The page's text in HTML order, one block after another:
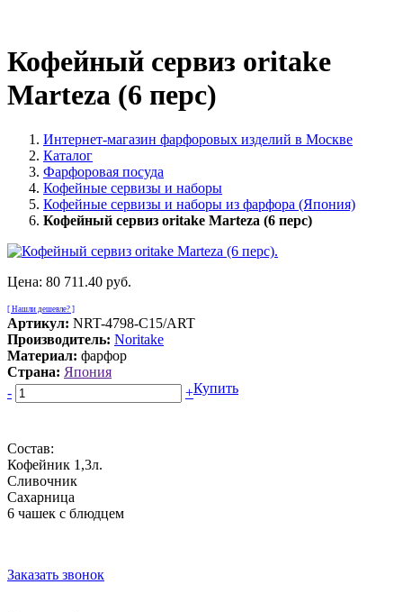
Кофейный сервиз oritake
Marteza (6 перс)
Интернет-магазин фарфоровых изделий в Москве
Каталог
Фарфоровая посуда
Кофейные сервизы и наборы
Кофейные сервизы и наборы из фарфора (Япония)
Кофейный сервиз oritake Marteza (6 перс)
Цена: 80 711.40 руб.
[ Нашли дешевле? ]
Артикул: NRT-4798-C15/ART
Производитель: Noritake
Материал: фарфор
Страна: Япония
-
+Купить
Состав:
Кофейник 1,3л.
Сливочник
Сахарница
6 чашек с блюдцем
Заказать звонок